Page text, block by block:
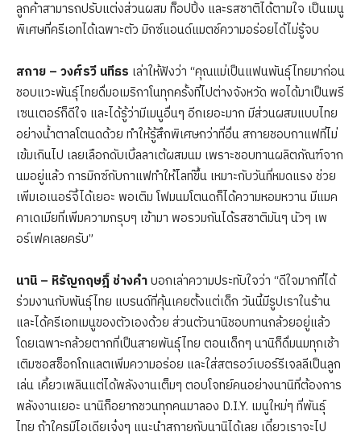
ลูกค้าสามารถปรับแต่งส่วนผสม ท็อปปิ้ง และรสชาติได้ตามใจ เป็นเมนู
พิเศษที่ครีเอทได้เฉพาะตัว มิกซ์แอนด์แมตช์ความอร่อยได้ไม่รู้จบ
สกาย – วงศ์รวี นทีธร เล่าให้ฟังว่า “คุณแม่เป็นแฟนพันธุ์ไทยมาก่อน
ชอบแวะพันธุ์ไทยดื่มอเมริกาโนทุกครั้งที่ไปต่างจังหวัด พอได้มาเป็นพรี
เซนเตอร์ก็ดีใจ และได้รู้ว่ามีเมนูอื่นๆ อีกเยอะมาก มีส่วนผสมแบบไทย
อย่างน้ำตาลโตนดด้วย ทำให้รู้สึกพิเศษกว่าที่อื่น สกายชอบกาแฟที่ไม่
เข้มเกินไป เลยเลือกดับเบิ้ลลาเต้ผสมนม เพราะชอบทานผลิตภัณฑ์จาก
นมอยู่แล้ว การมิกซ์กับกาแฟทำให้ไลท์ขึ้น เหมาะกับวันที่หมดแรง ช่วย
เพิ่มเอเนอร์จี้ได้เยอะ พอเติม โฟมนมโตนดก็ได้ความหอมหวาน มีแมค
คาเดเมียที่เพิ่มความกรุบๆ เข้ามา พอรวมกันได้รสชาติมันๆ นัวๆ เพ
อร์เฟคเลยครับ”
นานิ – หิรัญกฤษฎิ์ ช่างคำบอกเล่าความประทับใจว่า “ดีใจมากที่ได้
ร่วมงานกับพันธุ์ไทย แบรนด์ที่คุ้นเคยตั้งแต่เด็ก วันนี้มีรูปเราในร้าน
และได้ครีเอทเมนูของตัวเองด้วย ส่วนตัวนานิชอบทานกล้วยอยู่แล้ว
โดยเฉพาะกล้วยตากที่เป็นสายพันธุ์ไทย ตอนเด็กๆ นานิก็ดื่มนมทุกเช้า
เติมซอสช็อกโกแลตเพิ่มความอร่อย และใส่สตรอว์เบอร์รีเจลลีเป็นลูก
เล่น เคี้ยวเพลินแต่ได้พลังงานเต็มๆ ตอบโจทย์คนอย่างนานิที่ต้องการ
พลังงานเยอะ นานิก็อยากชวนทุกคนมาลอง D.I.Y. เมนูใหม่ๆ ที่พันธุ์
ไทย ถ้าใครมีไอเดียเจ๋งๆ แนะนำสกายกับนานิได้เลย เดี๋ยวเราจะไป